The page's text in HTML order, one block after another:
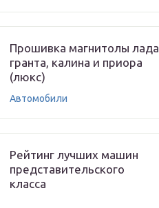
Прошивка магнитолы лада
гранта, калина и приора
(люкс)
Автомобили
Рейтинг лучших машин
представительского
класса